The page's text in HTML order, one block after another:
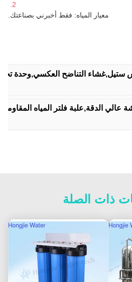
2.
معيار المياه: فقط أخبرني بصناعتك.
ستيل,غشاء التناضح العكسي,وحدة
عالي الدقة,علبة فلتر المياه
ذات الصلة